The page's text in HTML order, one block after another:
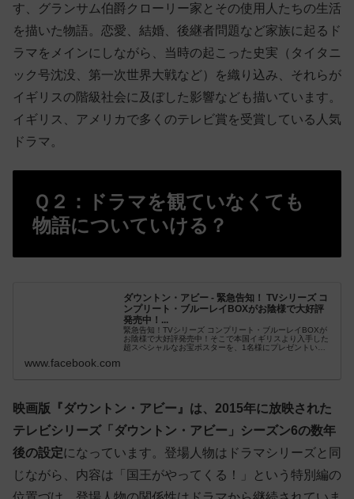
す、グランサム伯爵クローリー家とその使用人たちの生活
を描いた物語。恋愛、結婚、後継者問題など家族に起るド
ラマをメインにしながら、当時の起こった史実（タイタニ
ック号沈没、第一次世界大戦など）を織り込み、それらが
イギリスの階級社会に及ぼした影響なども描いています。
イギリス、アメリカで多くのテレビ賞を受賞している人気
ドラマ。
Ｑ２：ドラマを観ていなくても
物語についていける？
ダウントン・アビー - 緊急告知！ TVシリーズ コ
ンプリート・ブルーレイBOXがお陰様で大好評
発売中！...
緊急告知！TVシリーズ コンプリート・ブルーレイBOXが
お陰様で大好評発売中！そこで本国イギリスより入手した
超スペシャルなお宝ポスターを、1名様にプレゼントいた
www.facebook.com
映画版『ダウントン・アビー』は、2015年に放映された
テレビシリーズ「ダウントン・アビー」シーズン6の数年
後の設定になっています。登場人物はドラマシリーズと同
じながら、内容は「国王がやってくる！」という特別編の